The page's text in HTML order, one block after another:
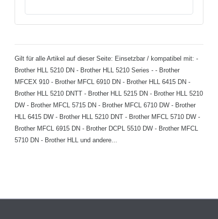
Gilt für alle Artikel auf dieser Seite: Einsetzbar / kompatibel mit: -
Brother HLL 5210 DN - Brother HLL 5210 Series - - Brother
MFCEX 910 - Brother MFCL 6910 DN - Brother HLL 6415 DN -
Brother HLL 5210 DNTT - Brother HLL 5215 DN - Brother HLL 5210
DW - Brother MFCL 5715 DN - Brother MFCL 6710 DW - Brother
HLL 6415 DW - Brother HLL 5210 DNT - Brother MFCL 5710 DW -
Brother MFCL 6915 DN - Brother DCPL 5510 DW - Brother MFCL
5710 DN - Brother HLL und andere...